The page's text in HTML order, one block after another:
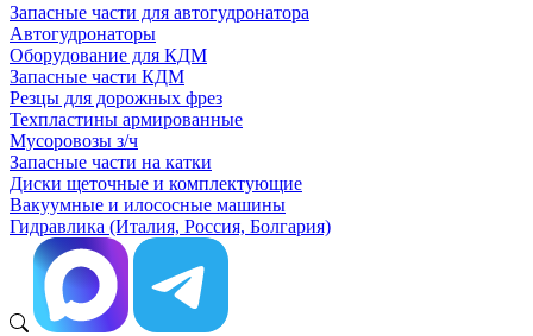
Запасные части для автогудронатора
Автогудронаторы
Оборудование для КДМ
Запасные части КДМ
Резцы для дорожных фрез
Техпластины армированные
Мусоровозы з/ч
Запасные части на катки
Диски щеточные и комплектующие
Вакуумные и илососные машины
Гидравлика (Италия, Россия, Болгария)